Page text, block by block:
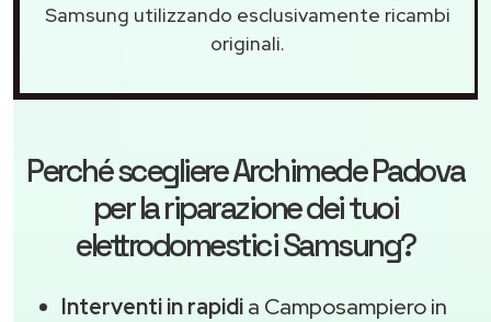
Samsung utilizzando esclusivamente ricambi
originali.
Perché scegliereArchimede Padova
per la riparazione dei tuoi
elettrodomestici Samsung?
Interventi in rapidia Camposampiero in